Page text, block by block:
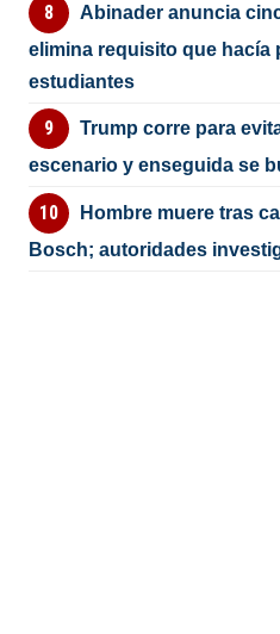
Abinader anuncia
elimina requisito que hacía
estudiantes
Trump corre para
escenario y enseguida se
Hombre muere tras
Bosch; autoridades